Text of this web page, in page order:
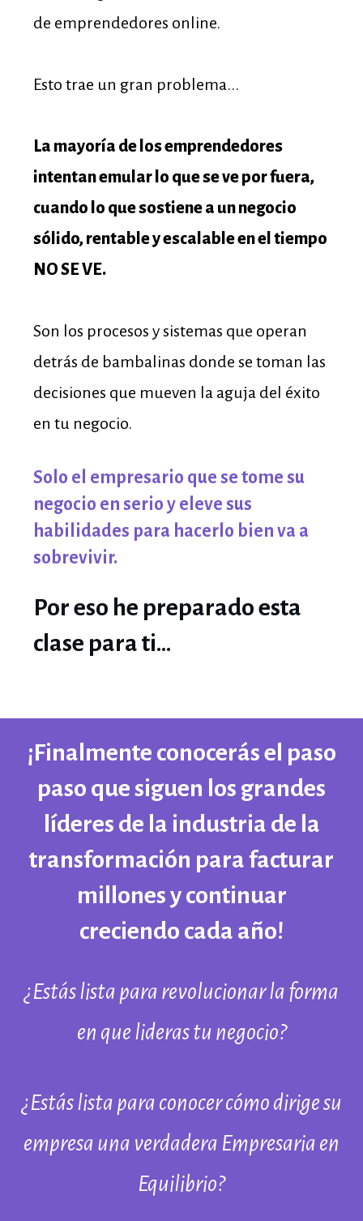
de emprendedores online.
Esto trae un gran problema...
La mayoría de los emprendedores
intentan emular lo que se ve por fuera,
cuando lo que sostiene a un negocio
sólido, rentable y escalable en el tiempo
NO SE VE.
Son los procesos y sistemas que operan
detrás de bambalinas donde se toman las
decisiones que mueven la aguja del éxito
en tu negocio.
Solo el empresario que se tome su
negocio en serio y eleve sus
habilidades para hacerlo bien va a
sobrevivir.
Por eso he preparado esta
clase para ti...
¡Finalmente conocerás el paso
paso que siguen los grandes
líderes de la industria de la
transformación para facturar
millones y continuar
creciendo cada año!
¿Estás lista para revolucionar la forma
en que lideras tu negocio?
¿Estás lista para conocer cómo dirige su
empresa una verdadera Empresaria en
Equilibrio?